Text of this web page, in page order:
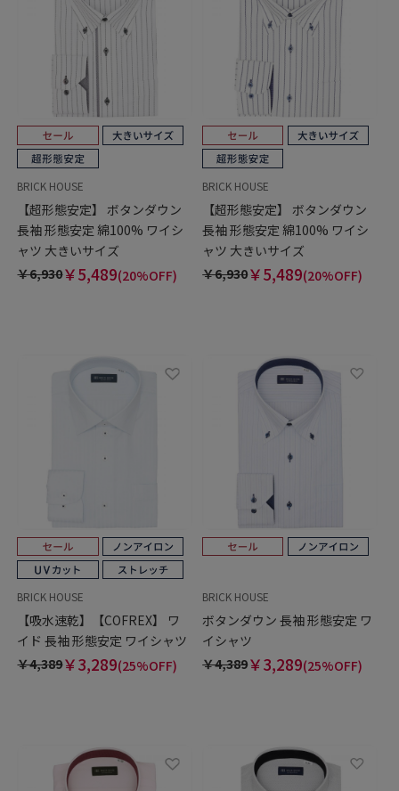
BRICK HOUSE
【超形態安定】 ボタンダウン
長袖 形態安定 綿100% ワイシ
ャツ 大きいサイズ
￥6,930￥5,489(20%OFF)
BRICK HOUSE
【超形態安定】 ボタンダウン
長袖 形態安定 綿100% ワイシ
ャツ 大きいサイズ
￥6,930￥5,489(20%OFF)
BRICK HOUSE
【吸水速乾】【COFREX】 ワ
イド 長袖 形態安定 ワイシャツ
￥4,389￥3,289(25%OFF)
BRICK HOUSE
ボタンダウン 長袖 形態安定 ワ
イシャツ
￥4,389￥3,289(25%OFF)